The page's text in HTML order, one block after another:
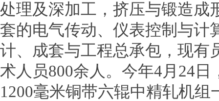
处理及深加工，挤压与锻造成
套的电气传动、仪表控制与计
计、成套与工程总承包，现有
术人员800余人。今年4月24日
1200毫米铜带六辊中精轧机